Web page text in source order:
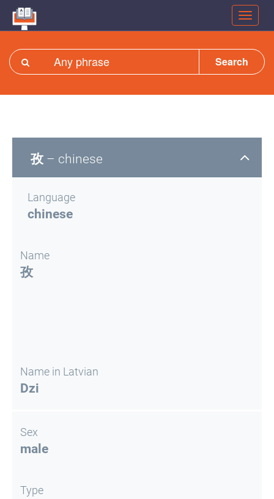
Search
孜 – chinese
Language
chinese
Name
孜
Name in Latvian
Dzi
Sex
male
Type